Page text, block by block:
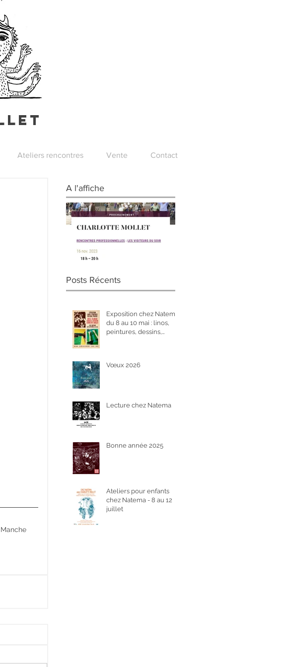
A l'affiche
Visiteurs du soir
Posts Récents
Exposition chez Natema
du 8 au 10 mai : linos,
peintures, dessins,
Vœux 2026
Lecture chez Natema
Bonne année 2025
Ateliers pour enfants
chez Natema - 8 au 12
juillet
Ateliers rencontres Vente Contact